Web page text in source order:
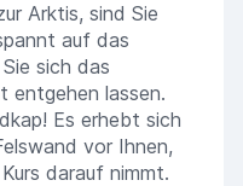
Arktis, sind Sie
auf das
sich das
entgehen lassen.
Es erhebt sich
vor Ihnen,
darauf nimmt.